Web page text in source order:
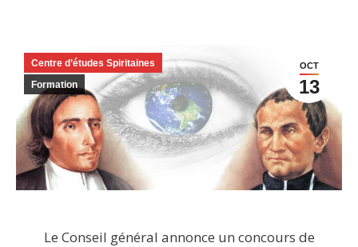
OCT
13
Centre d’études Spiritaines
Formation
Le Conseil général annonce un concours de